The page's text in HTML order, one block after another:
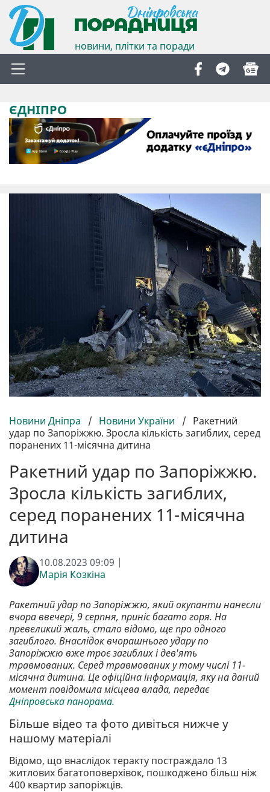
новини, плітки та поради
ЄДНІПРО
Новини Дніпра / Новини України / Ракетний
удар по Запоріжжю. Зросла кількість загиблих, серед
поранених 11-місячна дитина
Ракетний удар по Запоріжжю.
Зросла кількість загиблих,
серед поранених 11-місячна
дитина
10.08.2023 09:09 |
Марія Козкіна
Ракетний удар по Запоріжжю, який окупанти нанесли
вчора ввечері, 9 серпня, приніс багато горя. На
превеликий жаль, стало відомо, ще про одного
загиблого. Внаслідок вчорашнього удару по
Запоріжжю вже троє загиблих і дев'ять
травмованих. Серед травмованих у тому числі 11-
місячна дитина. Це офіційна інформація, яку на даний
момент повідомила місцева влада, передає
Дніпровська панорама.
Більше відео та фото дивіться нижче у
нашому матеріалі
Відомо, що внаслідок теракту постраждало 13
житлових багатоповерхівок, пошкоджено більш ніж
400 квартир запоріжців.